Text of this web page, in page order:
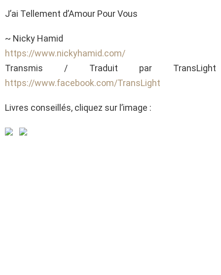
J’ai Tellement d’Amour Pour Vous
~ Nicky Hamid
https://www.nickyhamid.com/
Transmis / Traduit par TransLight
https://www.facebook.com/TransLight
Livres conseillés, cliquez sur l’image :